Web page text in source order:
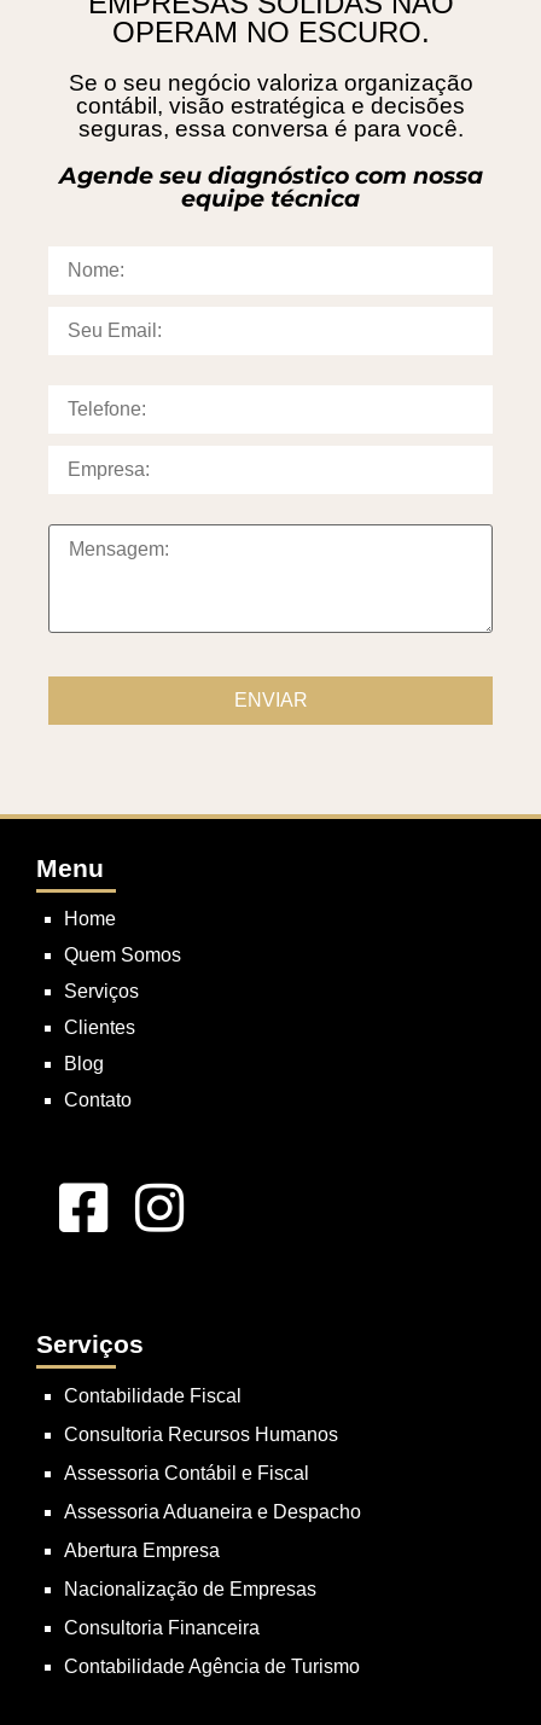
OPERAM NO ESCURO.
Se o seu negócio valoriza organização
contábil, visão estratégica e decisões
seguras, essa conversa é para você.
Agende seu diagnóstico com nossa
equipe técnica
Menu
Home
Quem Somos
Serviços
Clientes
Blog
Contato
Serviços
Contabilidade Fiscal
Consultoria Recursos Humanos
Assessoria Contábil e Fiscal
Assessoria Aduaneira e Despacho
Abertura Empresa
Nacionalização de Empresas
Consultoria Financeira
Contabilidade Agência de Turismo